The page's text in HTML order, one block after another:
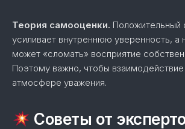
Теория самооценки. Положительный
усиливает внутреннюю уверенность, а
может «сломать» восприятие
Поэтому важно, чтобы
атмосфере уважения.
Советы от